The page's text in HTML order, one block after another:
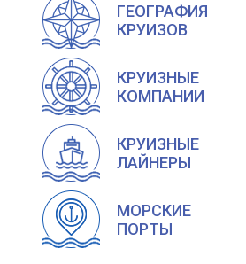
ГЕОГРАФИЯ
КРУИЗОВ
КРУИЗНЫЕ
КОМПАНИИ
КРУИЗНЫЕ
ЛАЙНЕРЫ
МОРСКИЕ
ПОРТЫ